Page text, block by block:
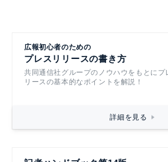
広報初心者のための
プレスリリースの書き方
共同通信社グループのノウハウをもとにプ
リースの基本的なポイントを解説！
詳細を見る